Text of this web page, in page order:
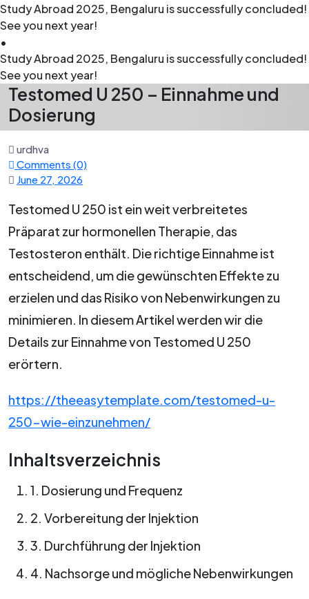
Study Abroad 2025, Bengaluru is successfully concluded!
See you next year!
•
Study Abroad 2025, Bengaluru is successfully concluded!
See you next year!
Testomed U 250 – Einnahme und
Dosierung
urdhva
Comments (0)
June 27, 2026
Testomed U 250 ist ein weit verbreitetes
Präparat zur hormonellen Therapie, das
Testosteron enthält. Die richtige Einnahme ist
entscheidend, um die gewünschten Effekte zu
erzielen und das Risiko von Nebenwirkungen zu
minimieren. In diesem Artikel werden wir die
Details zur Einnahme von Testomed U 250
erörtern.
https://theeasytemplate.com/testomed-u-
250-wie-einzunehmen/
Inhaltsverzeichnis
1. Dosierung und Frequenz
2. Vorbereitung der Injektion
3. Durchführung der Injektion
4. Nachsorge und mögliche Nebenwirkungen